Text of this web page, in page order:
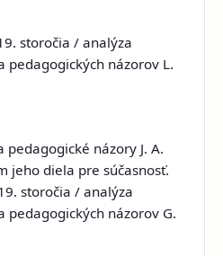
storočia / analýza
pedagogických názorov L.
názory J. A.
jeho diela pre súčasnosť.
storočia / analýza
pedagogických názorov G.